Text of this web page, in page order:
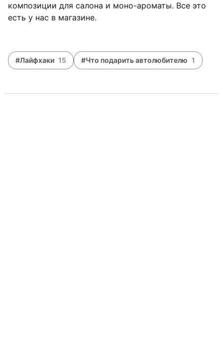
композиции для салона и моно-ароматы. Все это
есть у нас в магазине.
#Лайфхаки 15 #Что подарить автолюбителю 1